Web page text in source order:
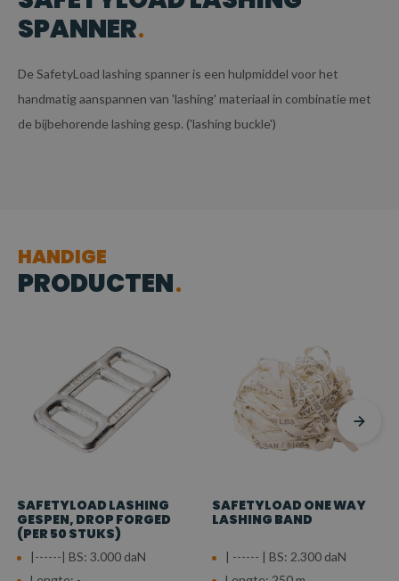
SPANNER
De SafetyLoad lashing spanner is een hulpmiddel voor het
handmatig aanspannen van 'lashing' materiaal in combinatie met
de bijbehorende lashing gesp. ('lashing buckle')
HANDIGE
PRODUCTEN
SAFETYLOAD LASHING
GESPEN, DROP FORGED
(PER 50 STUKS)
|------| BS: 3.000 daN
SAFETYLOAD ONE WAY
LASHING BAND
| ------ | BS: 2.300 daN